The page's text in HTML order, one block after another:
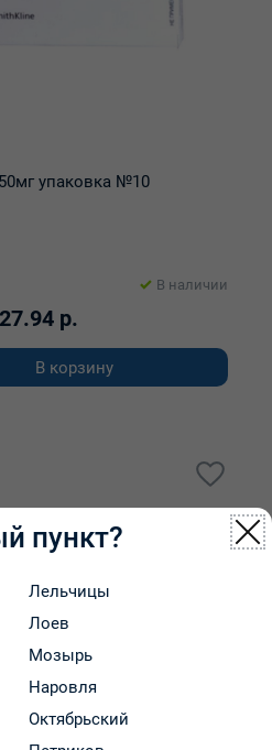
упаковка №10
В наличии
27.94 р.
В корзину
пункт?
Лельчицы
Лоев
Мозырь
Наровля
Октябрьский